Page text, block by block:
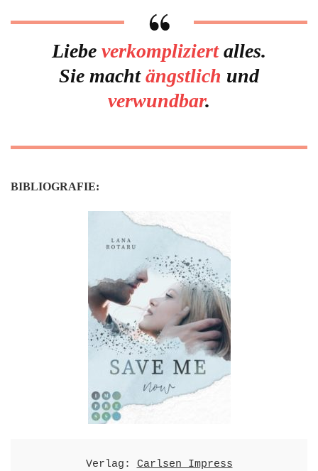
Trust
von
Lana
Rotaru
Liebe verkompliziertalles.
Sie machtängstlich und
verwundbar.
BIBLIOGRAFIE:
Verlag: Carlsen Impress